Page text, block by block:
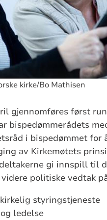
kirke/Bo Mathisen
gjennomføres først
bispedømmerådets
i bispedømmet
av Kirkemøtets
gi innspill til
politiske vedtak
styringstjeneste
ledelse